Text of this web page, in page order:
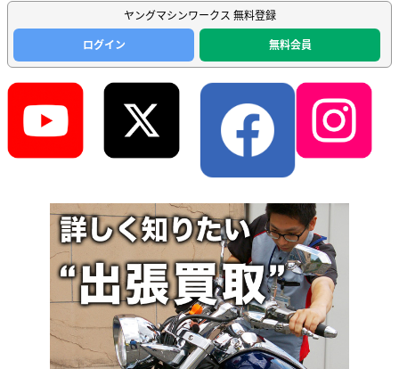
ヤングマシンワークス 無料登録
ログイン
無料会員